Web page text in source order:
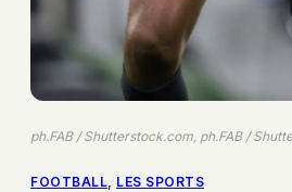
ph.FAB / Shutterstock.com, ph.FAB /
FOOTBALL, LES SPORTS